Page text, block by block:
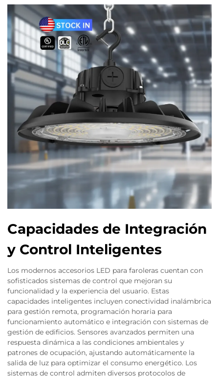
Capacidades de Integración
y Control Inteligentes
Los modernos accesorios LED para faroleras cuentan con
sofisticados sistemas de control que mejoran su
funcionalidad y la experiencia del usuario. Estas
capacidades inteligentes incluyen conectividad inalámbrica
para gestión remota, programación horaria para
funcionamiento automático e integración con sistemas de
gestión de edificios. Sensores avanzados permiten una
respuesta dinámica a las condiciones ambientales y
patrones de ocupación, ajustando automáticamente la
salida de luz para optimizar el consumo energético. Los
sistemas de control admiten diversos protocolos de